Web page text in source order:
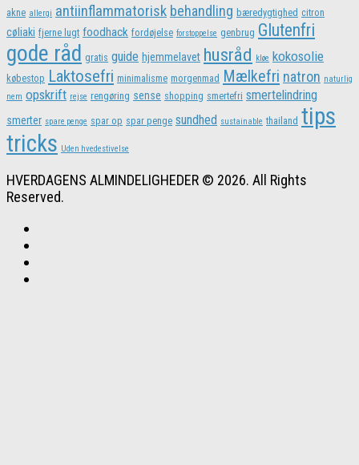
akne allergi antiinflammatorisk behandling bæredygtighed citron
cøliaki fjerne lugt foodhack fordøjelse forstoppelse genbrug Glutenfri
gode råd gratis guide hjemmelavet husråd kløe kokosolie
købestop Laktosefri minimalisme morgenmad Mælkefri natron naturlig
nem opskrift rejse rengøring sense shopping smertefri smertelindring
smerter spare penge spar op spar penge sundhed sustainable thailand tips
tricks Uden hvedestivelse
HVERDAGENS ALMINDELIGHEDER © 2026. All Rights
Reserved.